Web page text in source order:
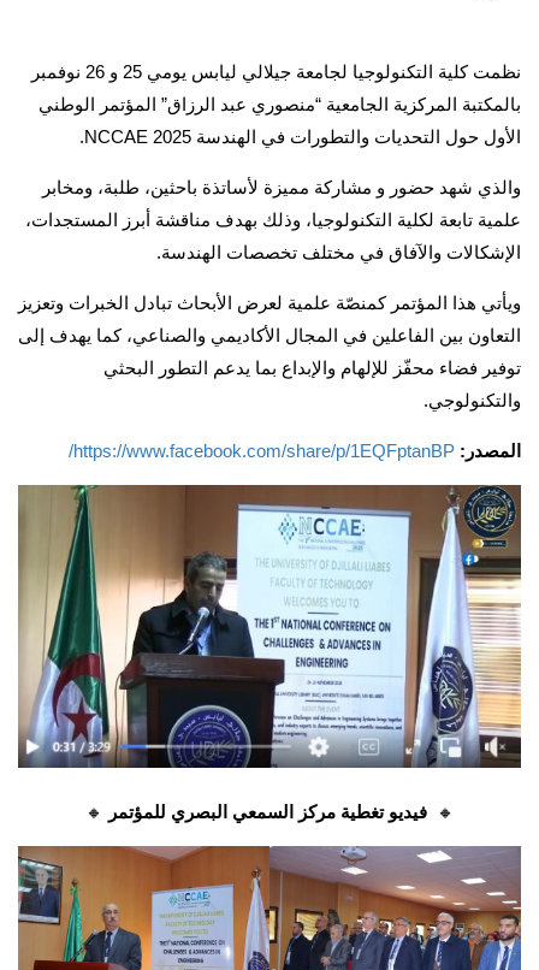
نظمت كلية التكنولوجيا لجامعة جيلالي ليابس يومي 25 و 26 نوفمبر
بالمكتبة المركزية الجامعية “منصوري عبد الرزاق” المؤتمر الوطني
الأول حول التحديات والتطورات في الهندسة NCCAE 2025.
والذي شهد حضور و مشاركة مميزة لأساتذة باحثين، طلبة، ومخابر
علمية تابعة لكلية التكنولوجيا، وذلك بهدف مناقشة أبرز المستجدات،
الإشكالات والآفاق في مختلف تخصصات الهندسة.
ويأتي هذا المؤتمر كمنصّة علمية لعرض الأبحاث تبادل الخبرات وتعزيز
التعاون بين الفاعلين في المجال الأكاديمي والصناعي، كما يهدف إلى
توفير فضاء محفّز للإلهام والإبداع بما يدعم التطور البحثي
والتكنولوجي.
المصدر: https://www.facebook.com/share/p/1EQFptanBP/
🔸فيديو تغطية مركز السمعي البصري للمؤتمر 🔸